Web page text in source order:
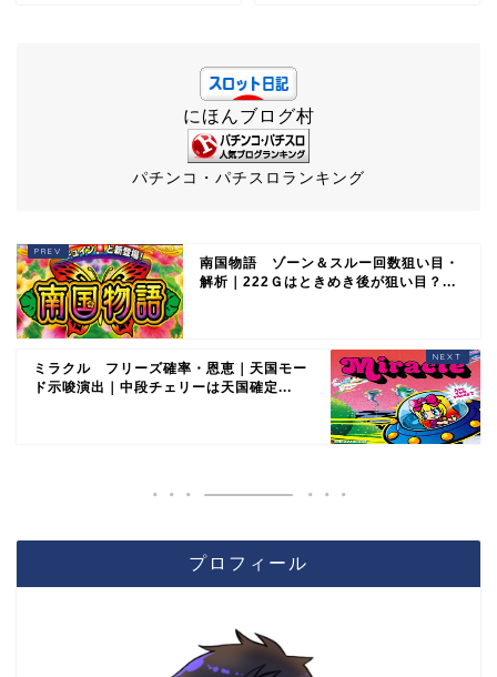
にほんブログ村
パチンコ・パチスロランキング
南国物語 ゾーン＆スルー回数狙い目・
解析｜222Ｇはときめき後が狙い目？...
ミラクル フリーズ確率・恩恵｜天国モー
ド示唆演出｜中段チェリーは天国確定...
プロフィール